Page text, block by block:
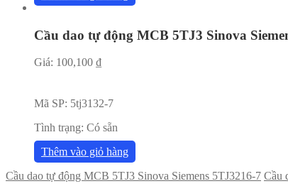
Cầu dao tự động MCB 5TJ3 Sinova
Giá: 100,100 ₫
Mã SP: 5tj3132-7
Tình trạng: Có sẵn
Thêm vào giỏ hàng
Cầu dao tự động MCB 5TJ3 Sinova Siemens 5TJ3216-7 Cầu